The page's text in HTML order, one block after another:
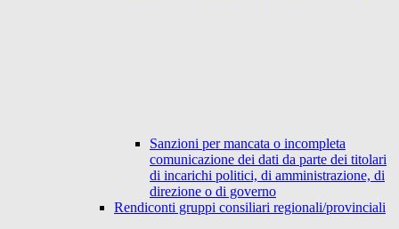
Sanzioni per mancata o incompleta
comunicazione dei dati da parte dei titolari
di incarichi politici, di amministrazione, di
direzione o di governo
Rendiconti gruppi consiliari regionali/provinciali